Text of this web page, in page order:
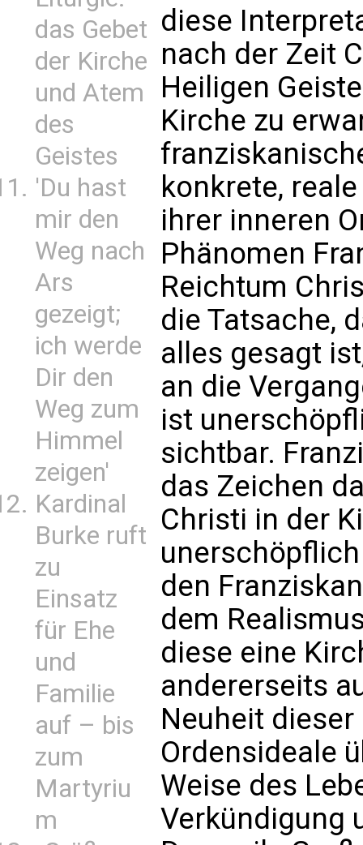
das Gebet
der Kirche
und Atem
des
Geistes
'Du hast
mir den
Weg nach
Ars
gezeigt;
ich werde
Dir den
Weg zum
Himmel
zeigen'
Kardinal
Burke ruft
zu
Einsatz
für Ehe
und
Familie
auf – bis
zum
Martyriu
m
diese
nach der Zeit
Heiligen
Kirche zu
konkrete,
ihrer inneren
Phänomen
Reichtum
die Tatsache,
alles gesagt
an die
ist
sichtbar.
das Zeichen
Christi in der
den
dem
diese eine
andererseits
Neuheit
Ordensideale
Weise des
Verkündigung